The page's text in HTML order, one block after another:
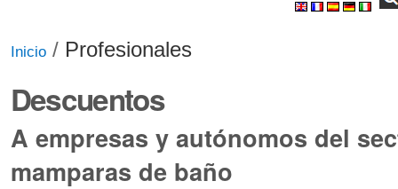
Inicio / Profesionales
Descuentos
A empresas y autónomos del
mamparas de baño